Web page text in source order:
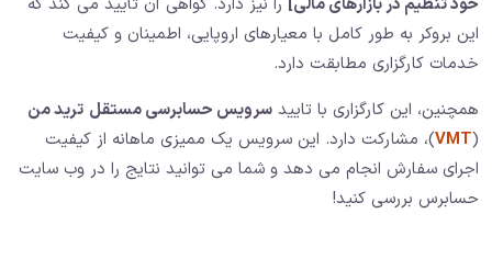
این بروکر به طور کامل با معیارهای اروپایی، اطمینان و کیفیت
خدمات کارگزاری مطابقت دارد.
همچنین، این کارگزاری با تایید سرویس حسابرسی مستقل ترید من
(
VMT)، مشارکت دارد. این سرویس یک ممیزی ماهانه از کیفیت
اجرای سفارش انجام می دهد و شما می توانید نتایج را در وب سایت
حسابرس بررسی کنید!